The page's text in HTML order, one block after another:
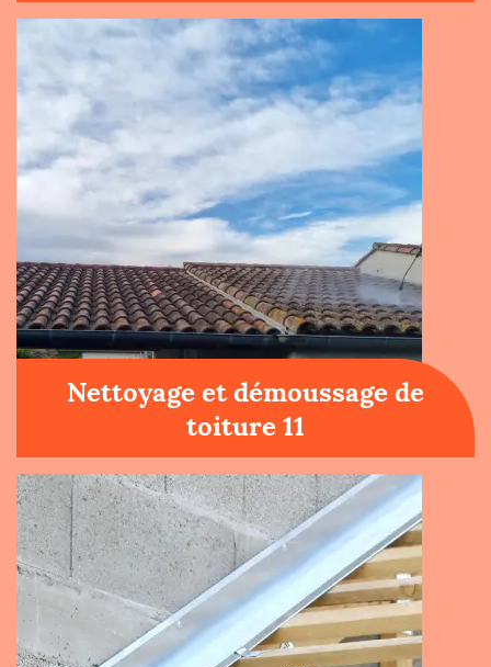
Nettoyage et démoussage de
toiture 11